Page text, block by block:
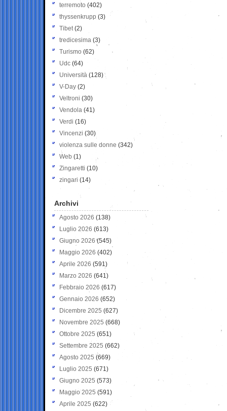
terremoto (402)
thyssenkrupp (3)
Tibet(2)
tredicesima (3)
Turismo (62)
Udc (64)
Università (128)
V-Day (2)
Veltroni (30)
Vendola (41)
Verdi (16)
Vincenzi (30)
violenza sulle donne (342)
Web (1)
Zingaretti (10)
zingari (14)
Archivi
Agosto 2026 (138)
Luglio 2026 (613)
Giugno 2026 (545)
Maggio 2026 (402)
Aprile 2026 (591)
Marzo 2026 (641)
Febbraio 2026 (617)
Gennaio 2026 (652)
Dicembre 2025 (627)
Novembre 2025 (668)
Ottobre 2025 (651)
Settembre 2025 (662)
Agosto 2025 (669)
Luglio 2025 (671)
Giugno 2025 (573)
Maggio 2025 (591)
Aprile 2025 (622)